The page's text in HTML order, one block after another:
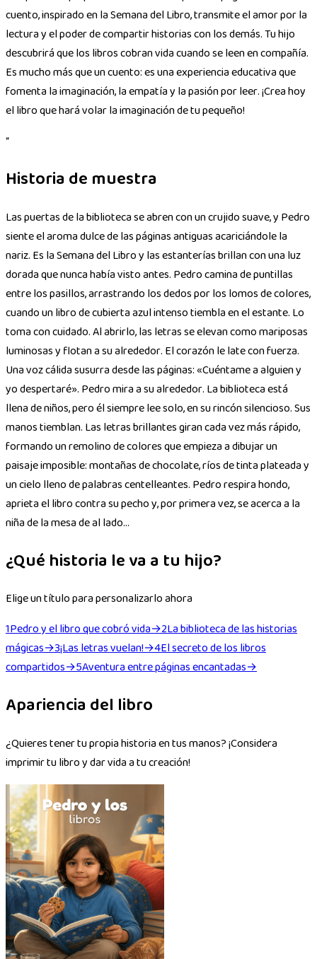
cuento, inspirado en la Semana del Libro, transmite el amor por la
lectura y el poder de compartir historias con los demás. Tu hijo
descubrirá que los libros cobran vida cuando se leen en compañía.
Es mucho más que un cuento: es una experiencia educativa que
fomenta la imaginación, la empatía y la pasión por leer. ¡Crea hoy
el libro que hará volar la imaginación de tu pequeño!
“
Historia de muestra
Las puertas de la biblioteca se abren con un crujido suave, y Pedro
siente el aroma dulce de las páginas antiguas acariciándole la
nariz. Es la Semana del Libro y las estanterías brillan con una luz
dorada que nunca había visto antes. Pedro camina de puntillas
entre los pasillos, arrastrando los dedos por los lomos de colores,
cuando un libro de cubierta azul intenso tiembla en el estante. Lo
toma con cuidado. Al abrirlo, las letras se elevan como mariposas
luminosas y flotan a su alrededor. El corazón le late con fuerza.
Una voz cálida susurra desde las páginas: «Cuéntame a alguien y
yo despertaré». Pedro mira a su alrededor. La biblioteca está
llena de niños, pero él siempre lee solo, en su rincón silencioso. Sus
manos tiemblan. Las letras brillantes giran cada vez más rápido,
formando un remolino de colores que empieza a dibujar un
paisaje imposible: montañas de chocolate, ríos de tinta plateada y
un cielo lleno de palabras centelleantes. Pedro respira hondo,
aprieta el libro contra su pecho y, por primera vez, se acerca a la
niña de la mesa de al lado...
¿Qué historia le va a tu hijo?
Elige un título para personalizarlo ahora
1Pedro y el libro que cobró vida→2La biblioteca de las historias
mágicas→3¡Las letras vuelan!→4El secreto de los libros
compartidos→5Aventura entre páginas encantadas→
Apariencia del libro
¿Quieres tener tu propia historia en tus manos? ¡Considera
imprimir tu libro y dar vida a tu creación!